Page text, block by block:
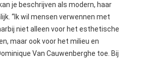
je beschrijven als modern, haar
“Ik wil mensen verwennen met
niet alleen voor het esthetische
maar ook voor het milieu en
Van Cauwenberghe toe. Bij